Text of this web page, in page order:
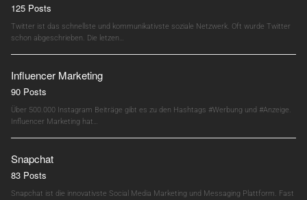
125 Posts
Twitter ist das schnellste und kommunikativste soziale Netzwerk. Oft wurde Twitter
schon abgeschrieben. Die letzen…
Influencer Marketing
90 Posts
Über 500.000 Instagram Beiträge gibt es zu den Hashtags #Werbung und #Anzeige.
Influencer Marketing hat…
Snapchat
83 Posts
Snapchat ist die innovativste Social Media Marketing und Messaging Plattform. Fast